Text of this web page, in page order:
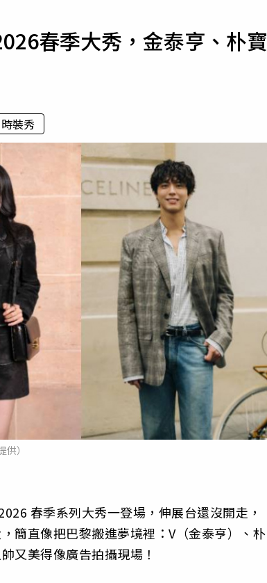
運勢
春季大秀，金泰亨、朴寶
時裝秀
供）
春季系列大秀一登場，伸展台還沒開走，
簡直像把巴黎搬進夢境裡：V（金泰亨）、朴
又美得像廣告拍攝現場！